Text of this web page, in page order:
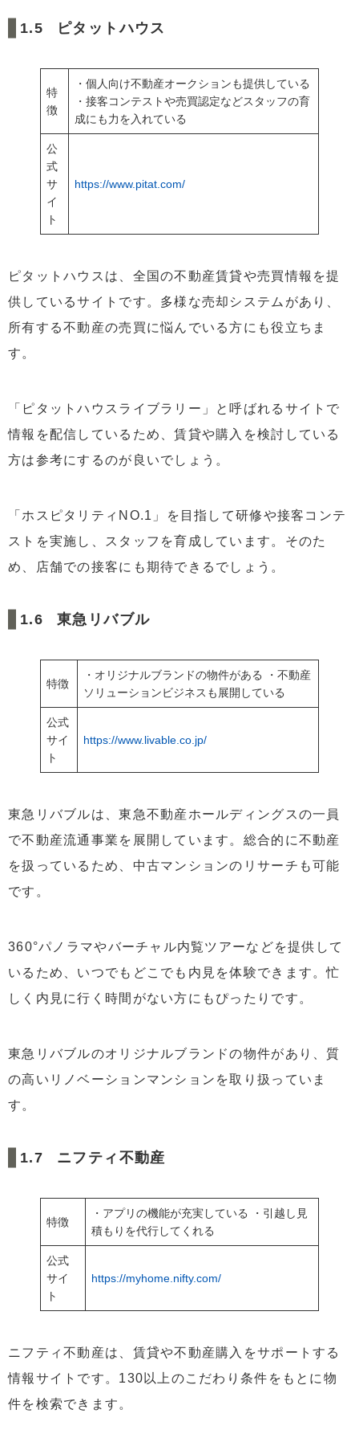
ピタットハウス
特
徴
・個人向け不動産オークションも提供している
・接客コンテストや売買認定などスタッフの育
成にも力を入れている
公
式
サ
イ
ト
https://www.pitat.com/
ピタットハウスは、全国の不動産賃貸や売買情報を提
供しているサイトです。多様な売却システムがあり、
所有する不動産の売買に悩んでいる方にも役立ちま
す。
「ピタットハウスライブラリー」と呼ばれるサイトで
情報を配信しているため、賃貸や購入を検討している
方は参考にするのが良いでしょう。
「ホスピタリティNO.1」を目指して研修や接客コンテ
ストを実施し、スタッフを育成しています。そのた
め、店舗での接客にも期待できるでしょう。
東急リバブル
特徴
・オリジナルブランドの物件がある ・不動産
ソリューションビジネスも展開している
公式
サイ
ト
https://www.livable.co.jp/
東急リバブルは、東急不動産ホールディングスの一員
で不動産流通事業を展開しています。総合的に不動産
を扱っているため、中古マンションのリサーチも可能
です。
360°パノラマやバーチャル内覧ツアーなどを提供して
いるため、いつでもどこでも内見を体験できます。忙
しく内見に行く時間がない方にもぴったりです。
東急リバブルのオリジナルブランドの物件があり、質
の高いリノベーションマンションを取り扱っていま
す。
ニフティ不動産
特徴
・アプリの機能が充実している ・引越し見
積もりを代行してくれる
公式
サイ
ト
https://myhome.nifty.com/
ニフティ不動産は、賃貸や不動産購入をサポートする
情報サイトです。130以上のこだわり条件をもとに物
件を検索できます。